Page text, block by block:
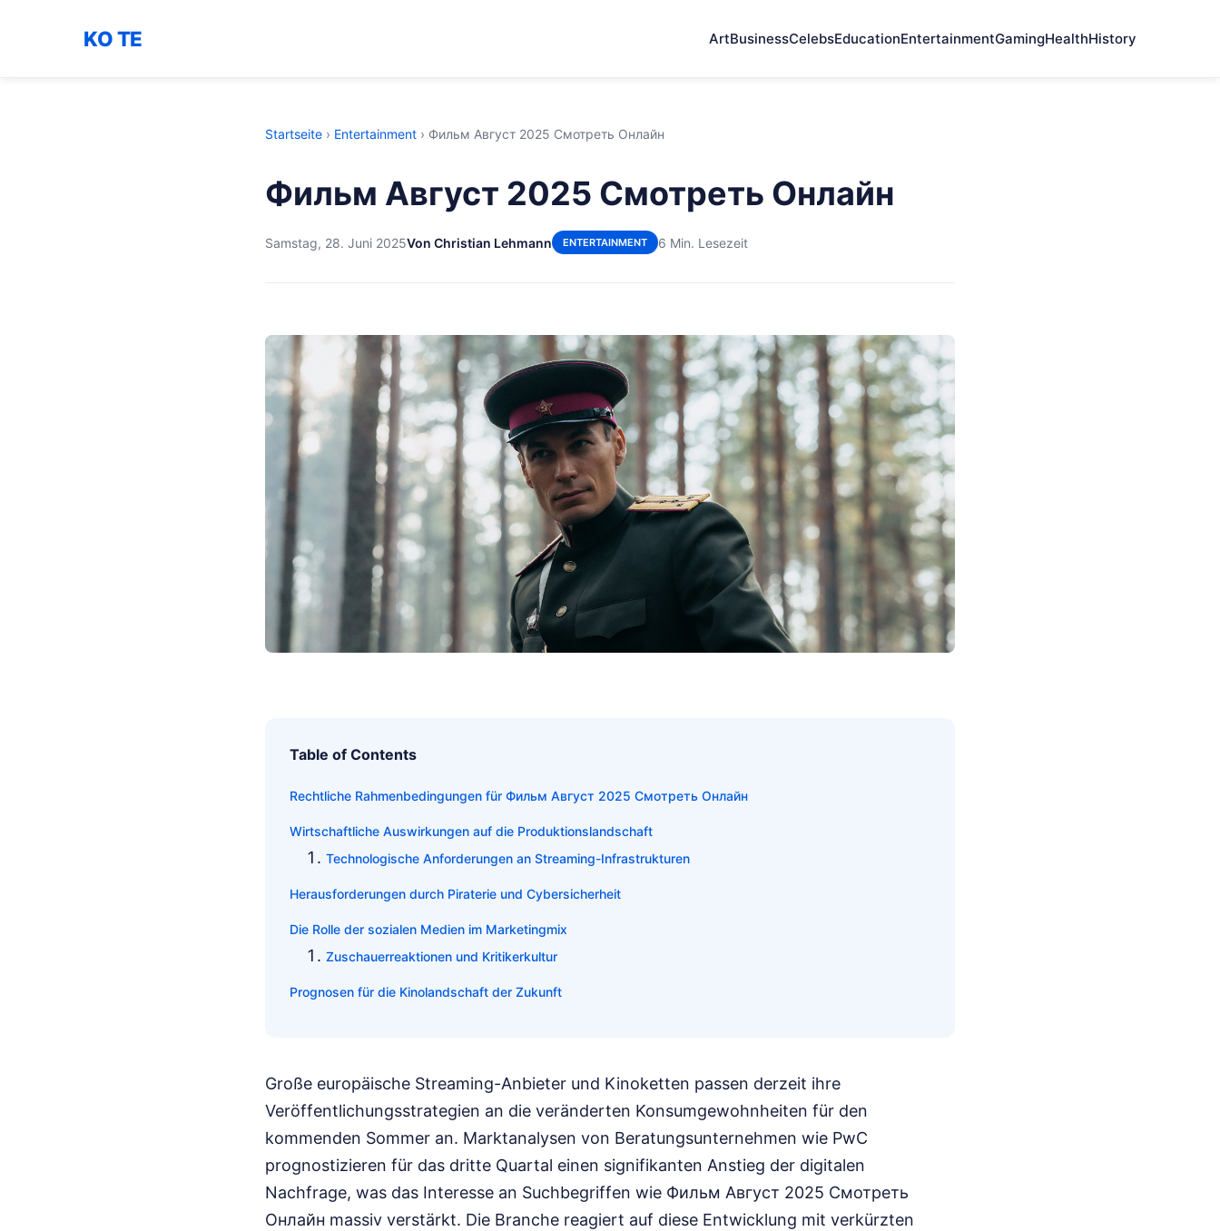
KO TE ArtBusinessCelebsEducationEntertainmentGamingHealthHistory
Startseite › Entertainment › Фильм Август 2025 Смотреть Онлайн
Фильм Август 2025 Смотреть Онлайн
Samstag, 28. Juni 2025Von Christian Lehmann ENTERTAINMENT 6 Min. Lesezeit
Table of Contents
Rechtliche Rahmenbedingungen für Фильм Август 2025 Смотреть Онлайн
Wirtschaftliche Auswirkungen auf die Produktionslandschaft
Technologische Anforderungen an Streaming-Infrastrukturen
Herausforderungen durch Piraterie und Cybersicherheit
Die Rolle der sozialen Medien im Marketingmix
Zuschauerreaktionen und Kritikerkultur
Prognosen für die Kinolandschaft der Zukunft
Große europäische Streaming-Anbieter und Kinoketten passen derzeit ihre
Veröffentlichungsstrategien an die veränderten Konsumgewohnheiten für den
kommenden Sommer an. Marktanalysen von Beratungsunternehmen wie PwC
prognostizieren für das dritte Quartal einen signifikanten Anstieg der digitalen
Nachfrage, was das Interesse an Suchbegriffen wie Фильм Август 2025 Смотреть
Онлайн massiv verstärkt. Die Branche reagiert auf diese Entwicklung mit verkürzten